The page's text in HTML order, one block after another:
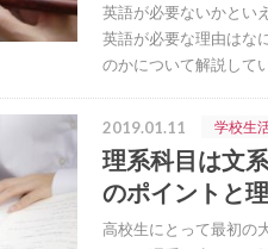
英語が必要ないかとい
英語が必要な理由はな
のかについて解説して
2019.01.11 学校生
理系科目は文
のポイントと
高校生にとって最初の